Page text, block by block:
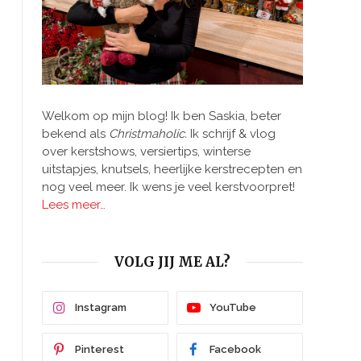
Welkom op mijn blog! Ik ben Saskia, beter
bekend als Christmaholic. Ik schrijf & vlog
over kerstshows, versiertips, winterse
uitstapjes, knutsels, heerlijke kerstrecepten en
nog veel meer. Ik wens je veel kerstvoorpret!
Lees meer…
VOLG JIJ ME AL?
Instagram YouTube
Pinterest Facebook